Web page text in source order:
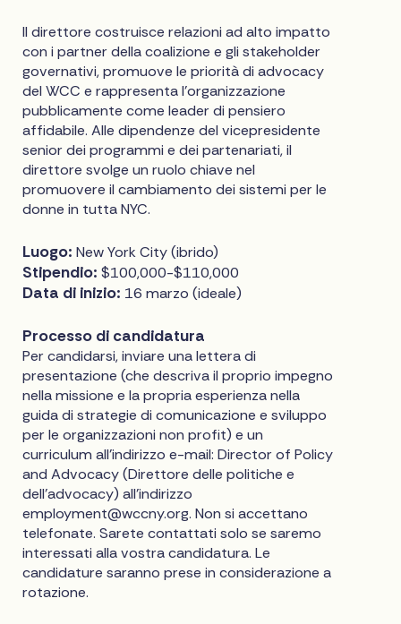
Il direttore costruisce relazioni ad alto impatto
con i partner della coalizione e gli stakeholder
governativi, promuove le priorità di advocacy
del WCC e rappresenta l'organizzazione
pubblicamente come leader di pensiero
affidabile. Alle dipendenze del vicepresidente
senior dei programmi e dei partenariati, il
direttore svolge un ruolo chiave nel
promuovere il cambiamento dei sistemi per le
donne in tutta NYC.
Luogo:New York City (ibrido)
Stipendio:$100,000-$110,000
Data di inizio: 16 marzo (ideale)
Processo di candidatura
Per candidarsi, inviare una lettera di
presentazione (che descriva il proprio impegno
nella missione e la propria esperienza nella
guida di strategie di comunicazione e sviluppo
per le organizzazioni non profit) e un
curriculum all'indirizzo e-mail: Director of Policy
and Advocacy (Direttore delle politiche e
dell'advocacy) all'indirizzo
employment@wccny.org. Non si accettano
telefonate. Sarete contattati solo se saremo
interessati alla vostra candidatura. Le
candidature saranno prese in considerazione a
rotazione.